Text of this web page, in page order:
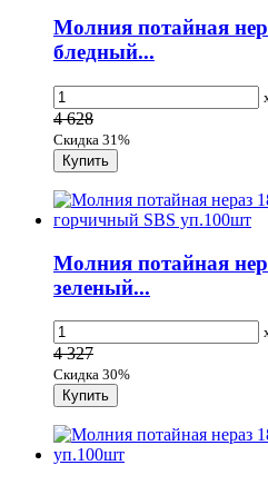
Молния потайная
бледный...
4 628
Скидка 31%
Молния потайная
зеленый...
4 327
Скидка 30%